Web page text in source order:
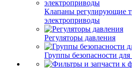
Клапаны регулирующие
электроприводы
Регуляторы давления
Группы безопасности для